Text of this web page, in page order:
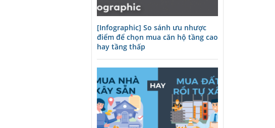
[Infographic] So sánh ưu nhược
điểm để chọn mua căn hộ tầng cao
hay tầng thấp